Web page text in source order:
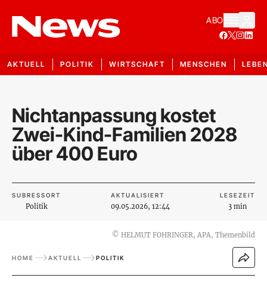
ABO
AKTUELL POLITIK WIRTSCHAFT MENSCHEN
Nichtanpassung kostet
Zwei-Kind-Familien 2028
über 400 Euro
SUBRESSORT
Politik
AKTUALISIERT
09.05.2026, 12:44
LESEZEIT
3 min
© HELMUT FOHRINGER, APA, Themenbild
HOME AKTUELL POLITIK